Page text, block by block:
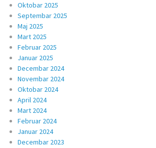
Oktobar 2025
Septembar 2025
Maj 2025
Mart 2025
Februar 2025
Januar 2025
Decembar 2024
Novembar 2024
Oktobar 2024
April 2024
Mart 2024
Februar 2024
Januar 2024
Decembar 2023